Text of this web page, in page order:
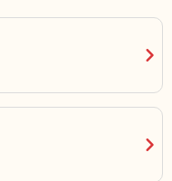
chevron_right
chevron_right